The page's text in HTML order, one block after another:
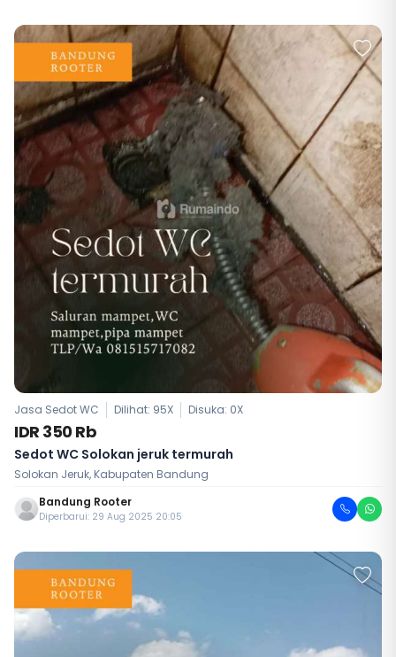
Jasa Sedot WC Dilihat: 95X Disuka: 0X
IDR 350 Rb
Sedot WC Solokan jeruk termurah
Solokan Jeruk, Kabupaten Bandung
Bandung Rooter
Diperbarui: 29 Aug 2025 20:05